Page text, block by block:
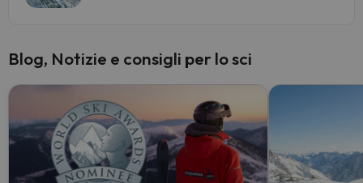
Blog, Notizie e consigli per lo sci